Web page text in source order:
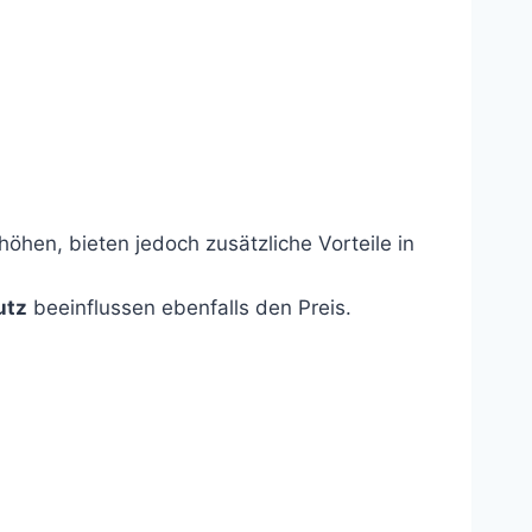
bieten jedoch zusätzliche Vorteile in
beeinflussen ebenfalls den Preis.